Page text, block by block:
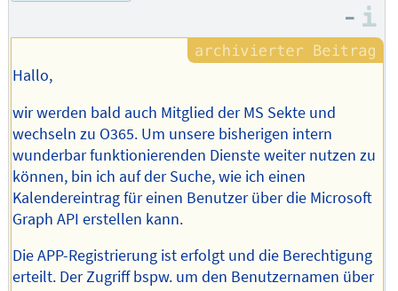
–
Hallo,
wir werden bald auch Mitglied der MS Sekte und
wechseln zu O365. Um unsere bisherigen intern
wunderbar funktionierenden Dienste weiter nutzen zu
können, bin ich auf der Suche, wie ich einen
Kalendereintrag für einen Benutzer über die Microsoft
Graph API erstellen kann.
Die APP-Registrierung ist erfolgt und die Berechtigung
erteilt. Der Zugriff bspw. um den Benutzernamen über